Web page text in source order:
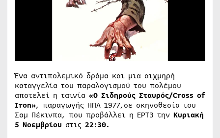
Ένα αντιπολεμικό δράμα και μια αιχμηρή
καταγγελία του παραλογισμού του πολέμου
αποτελεί η ταινία «Ο Σιδηρούς Σταυρός/Cross οf
Iron», παραγωγής ΗΠΑ 1977,σε σκηνοθεσία του
Σαμ Πέκινπα, που προβάλλει η ΕΡΤ3 την Κυριακή
5 Νοεμβρίου στις 22:30.